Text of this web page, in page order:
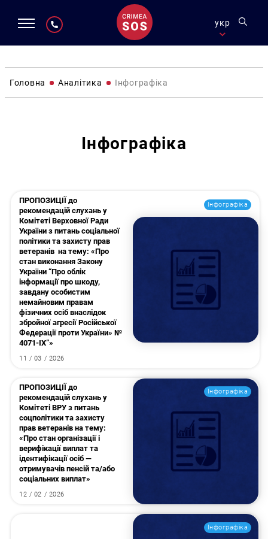
укр
Головна Аналітика Інфографіка
Інфографіка
Інфографіка
ПРОПОЗИЦІЇ до
рекомендацій слухань у
Комітеті Верховної Ради
України з питань соціальної
політики та захисту прав
ветеранів на тему: «Про
стан виконання Закону
України “Про облік
інформації про шкоду,
завдану особистим
немайновим правам
фізичних осіб внаслідок
збройної агресії Російської
Федерації проти України» №
4071-ІХ”»
11 / 03 / 2026
Інфографіка
ПРОПОЗИЦІЇ до
рекомендацій слухань у
Комітеті ВРУ з питань
соцполітики та захисту
прав ветеранів на тему:
«Про стан організації і
верифікації виплат та
ідентифікації осіб —
отримувачів пенсій та/або
соціальних виплат»
12 / 02 / 2026
Інфографіка